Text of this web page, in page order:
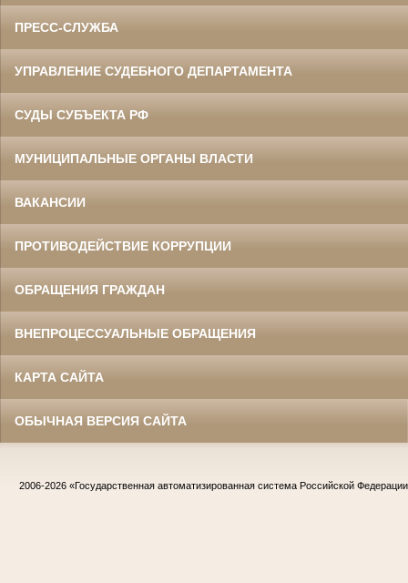
ПРЕСС-СЛУЖБА
УПРАВЛЕНИЕ СУДЕБНОГО ДЕПАРТАМЕНТА
СУДЫ СУБЪЕКТА РФ
МУНИЦИПАЛЬНЫЕ ОРГАНЫ ВЛАСТИ
ВАКАНСИИ
ПРОТИВОДЕЙСТВИЕ КОРРУПЦИИ
ОБРАЩЕНИЯ ГРАЖДАН
ВНЕПРОЦЕССУАЛЬНЫЕ ОБРАЩЕНИЯ
КАРТА САЙТА
ОБЫЧНАЯ ВЕРСИЯ САЙТА
2006-2026 «Государственная автоматизированная система Российской